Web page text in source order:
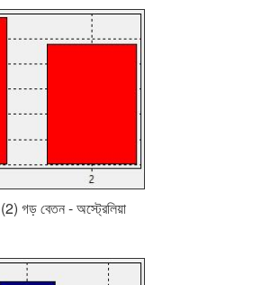
গড় বেতন - অস্ট্রেলিয়া